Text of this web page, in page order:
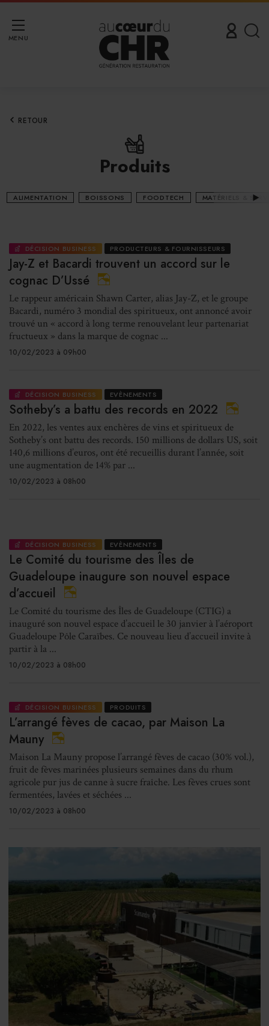
MENU
RETOUR
Produits
ALIMENTATION BOISSONS FOODTECH MATÉRIELS &
DÉCISION BUSINESS PRODUCTEURS & FOURNISSEURS
Jay-Z et Bacardi trouvent un accord sur le
cognac D’Ussé
Le rappeur américain Shawn Carter, alias Jay-Z, et le groupe
Bacardi, numéro 3 mondial des spiritueux, ont annoncé avoir
trouvé un « accord à long terme renouvelant leur partenariat
fructueux » dans la marque de cognac ...
10/02/2023 à 09h00
DÉCISION BUSINESS EVÈNEMENTS
Sotheby’s a battu des records en 2022
En 2022, les ventes aux enchères de vins et spiritueux de
Sotheby’s ont battu des records. 150 millions de dollars US, soit
140,6 millions d’euros, ont été recueillis durant l’année, soit
une augmentation de 14% par ...
10/02/2023 à 08h00
DÉCISION BUSINESS EVÈNEMENTS
Le Comité du tourisme des Îles de
Guadeloupe inaugure son nouvel espace
d’accueil
Le Comité du tourisme des Îles de Guadeloupe (CTIG) a
inauguré son nouvel espace d’accueil le 30 janvier à l’aéroport
Guadeloupe Pôle Caraïbes. Ce nouveau lieu d’accueil invite à
partir à la ...
10/02/2023 à 08h00
DÉCISION BUSINESS PRODUITS
L’arrangé fèves de cacao, par Maison La
Mauny
Maison La Mauny propose l’arrangé fèves de cacao (30% vol.),
fruit de fèves marinées plusieurs semaines dans du rhum
agricole pur jus de canne à sucre fraîche. Les fèves crues sont
fermentées, lavées et séchées ...
10/02/2023 à 08h00